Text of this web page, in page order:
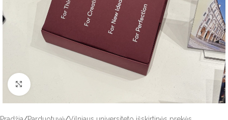
Click to enlarge